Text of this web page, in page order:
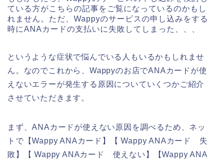
ている方がこちらの記事をご覧になっているのかもし
れません。ただ、Wappyのサービスの申し込みをする
時にANAカードの支払いに失敗してしまった、、、
というような症状で悩んでいる人もいるかもしれませ
ん。なのでこれから、Wappyのお店でANAカードが使
えないエラーが発生する原因についていくつかご紹介
させていただきます。
まず、ANAカードが使えない原因を調べるため、ネッ
トで【Wappy ANAカード】【 Wappy ANAカード 失
敗】【 Wappy ANAカード 使えない】【Wappy ANA